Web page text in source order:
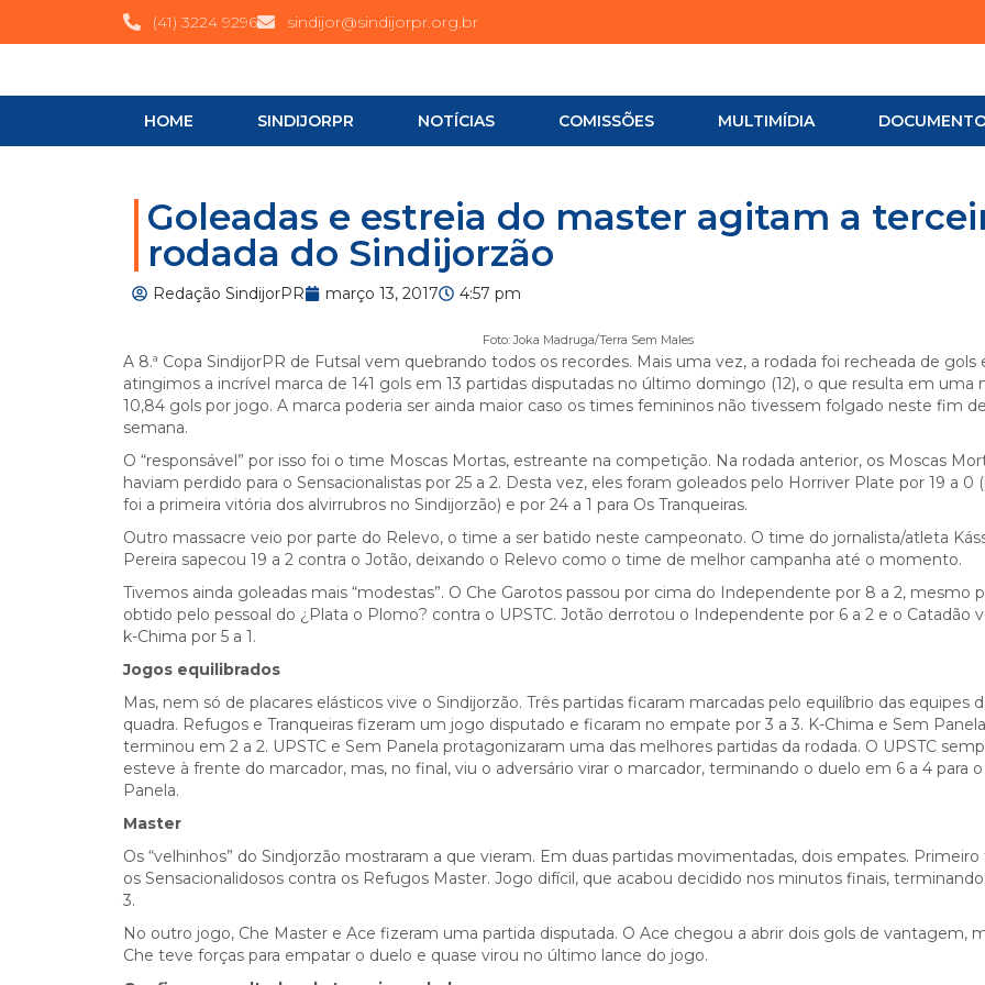
(41) 3224 9296 sindijor@sindijorpr.org.br
HOME SINDIJORPR NOTÍCIAS COMISSÕES MULTIMÍDIA
Goleadas e estreia do master agitam a
rodada do Sindijorzão
Redação SindijorPR março 13, 2017 4:57 pm
Foto: Joka Madruga/Terra Sem Males
A 8.ª Copa SindijorPR de Futsal vem quebrando todos os recordes. Mais uma vez, a rodada foi recheada de gols
atingimos a incrível marca de 141 gols em 13 partidas disputadas no último domingo (12), o que resulta em uma
10,84 gols por jogo. A marca poderia ser ainda maior caso os times femininos não tivessem folgado neste fim
semana.
O “responsável” por isso foi o time Moscas Mortas, estreante na competição. Na rodada anterior, os Moscas
haviam perdido para o Sensacionalistas por 25 a 2. Desta vez, eles foram goleados pelo Horriver Plate por 19 a 0
foi a primeira vitória dos alvirrubros no Sindijorzão) e por 24 a 1 para Os Tranqueiras.
Outro massacre veio por parte do Relevo, o time a ser batido neste campeonato. O time do jornalista/atleta
Pereira sapecou 19 a 2 contra o Jotão, deixando o Relevo como o time de melhor campanha até o momento.
Tivemos ainda goleadas mais “modestas”. O Che Garotos passou por cima do Independente por 8 a 2, mesmo
obtido pelo pessoal do ¿Plata o Plomo? contra o UPSTC. Jotão derrotou o Independente por 6 a 2 e o Catadão
k-Chima por 5 a 1.
Jogos equilibrados
Mas, nem só de placares elásticos vive o Sindijorzão. Três partidas ficaram marcadas pelo equilíbrio das equipes
quadra. Refugos e Tranqueiras fizeram um jogo disputado e ficaram no empate por 3 a 3. K-Chima e Sem Panela
terminou em 2 a 2. UPSTC e Sem Panela protagonizaram uma das melhores partidas da rodada. O UPSTC
esteve à frente do marcador, mas, no final, viu o adversário virar o marcador, terminando o duelo em 6 a 4 para
Panela.
Master
Os “velhinhos” do Sindjorzão mostraram a que vieram. Em duas partidas movimentadas, dois empates.
os Sensacionalidosos contra os Refugos Master. Jogo difícil, que acabou decidido nos minutos finais,
3.
No outro jogo, Che Master e Ace fizeram uma partida disputada. O Ace chegou a abrir dois gols de vantagem,
Che teve forças para empatar o duelo e quase virou no último lance do jogo.